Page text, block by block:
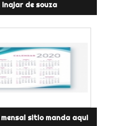
inajar de souza
sitio manda aqui